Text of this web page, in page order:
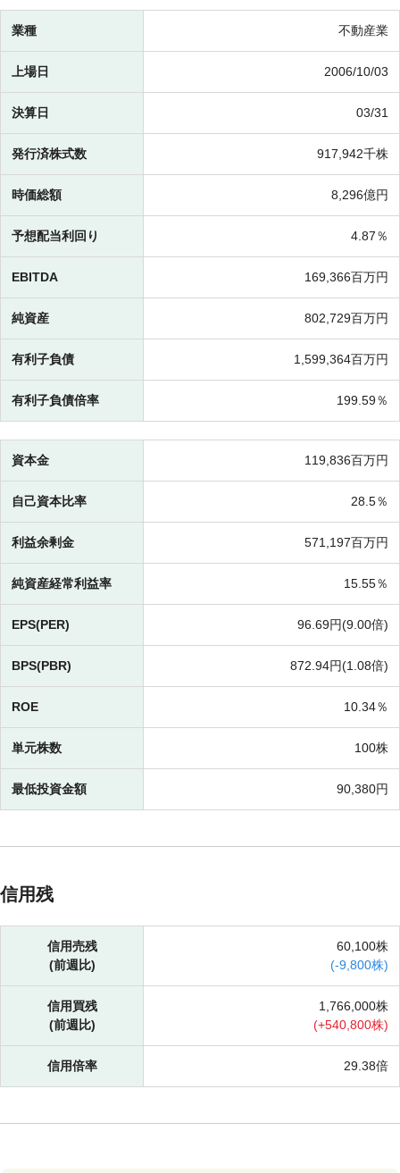
業種 不動産業
上場日 2006/10/03
決算日 03/31
発行済株式数 917,942千株
時価総額 8,296億円
予想配当利回り 4.87％
EBITDA 169,366百万円
純資産 802,729百万円
有利子負債 1,599,364百万円
有利子負債倍率 199.59％
資本金 119,836百万円
自己資本比率 28.5％
利益余剰金 571,197百万円
純資産経常利益率 15.55％
EPS(PER) 96.69円(9.00倍)
BPS(PBR) 872.94円(1.08倍)
ROE 10.34％
単元株数 100株
最低投資金額 90,380円
信用残
信用売残
(前週比)
60,100株
(-9,800株)
信用買残
(前週比)
1,766,000株
(+540,800株)
信用倍率 29.38倍